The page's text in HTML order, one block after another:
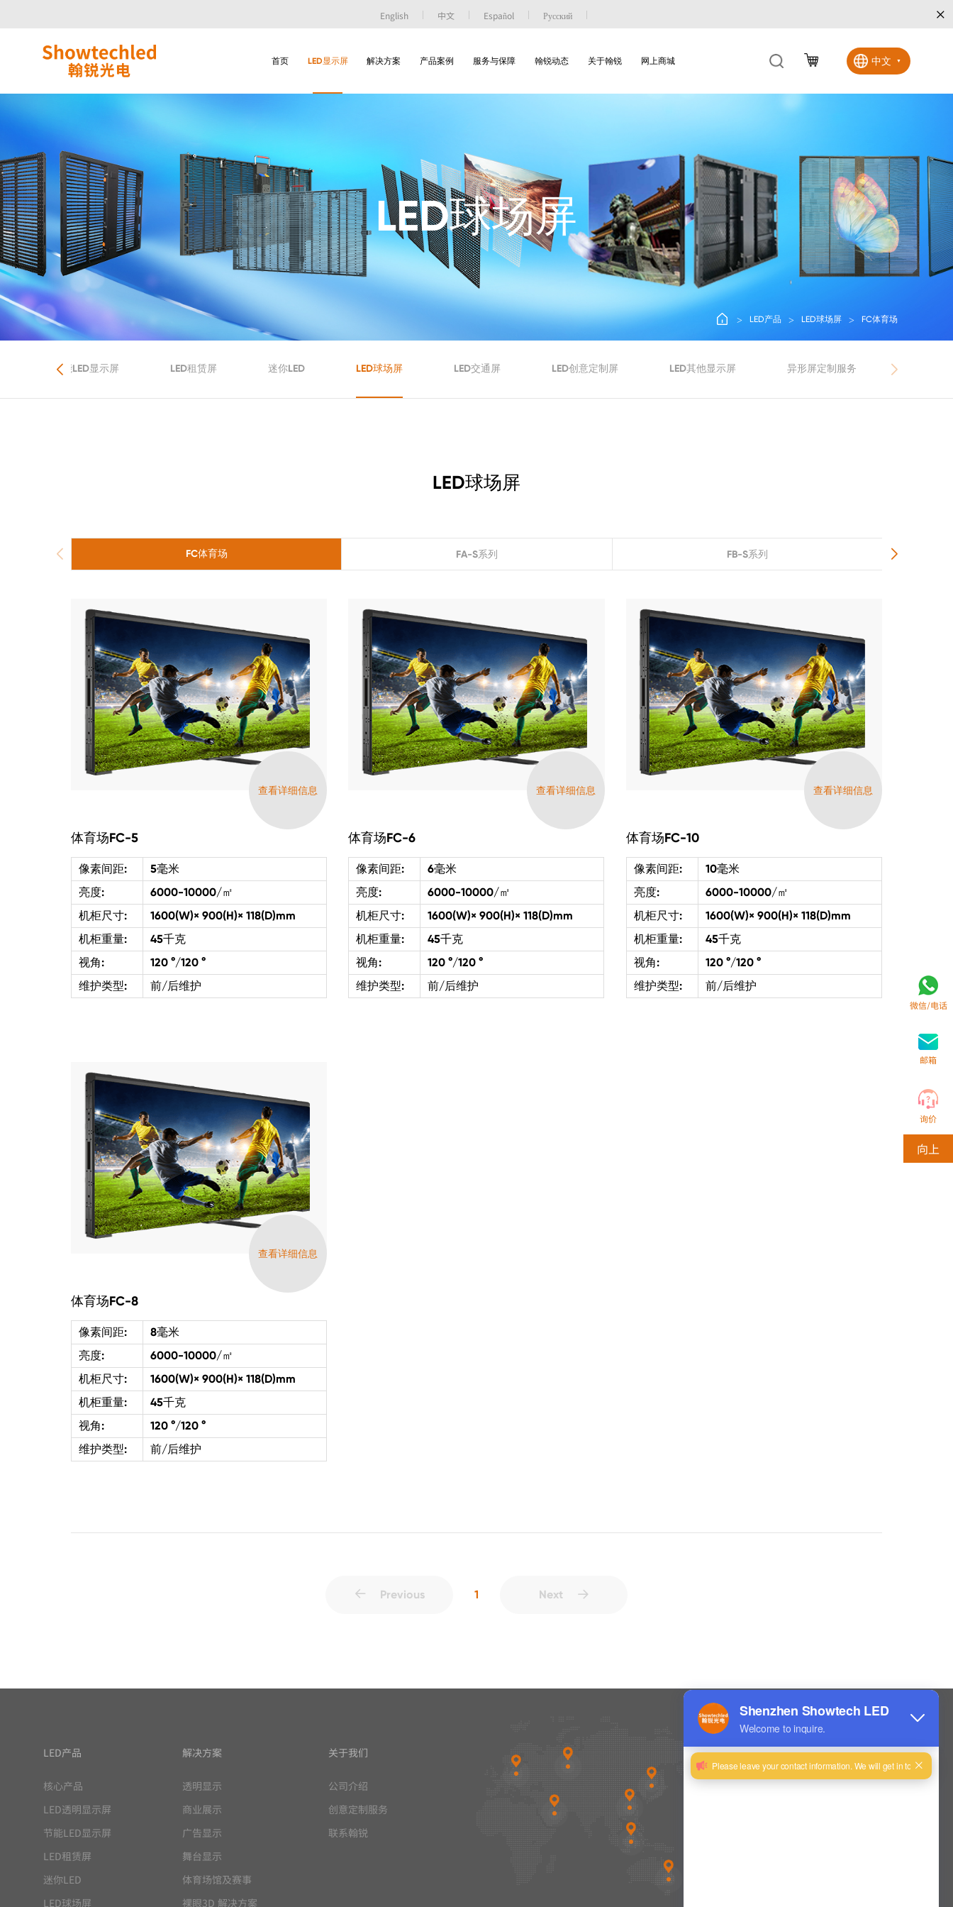
English 中文 Español Русский ×
首页 LED显示屏 解决方案 产品案例 服务与保障 翰锐动态 关于翰锐 网上商城 中文 ▼
LED球场屏
LED产品 LED球场屏 FC体育场
节能LED显示屏 LED租赁屏 迷你LED LED球场屏 LED交通屏 LED创意定制屏 LED其他显示屏 异形屏定制服务
LED球场屏
FC体育场 FA-S系列 FB-S系列
查看详细信息
体育场FC-5
像素间距:
5毫米
亮度:
6000-10000/㎡
机柜尺寸:
1600(W)× 900(H)× 118(D)mm
机柜重量:
45千克
视角:
120 °/120 °
维护类型:
前/后维护
查看详细信息
体育场FC-6
像素间距:
6毫米
亮度:
6000-10000/㎡
机柜尺寸:
1600(W)× 900(H)× 118(D)mm
机柜重量:
45千克
视角:
120 °/120 °
维护类型:
前/后维护
查看详细信息
体育场FC-10
像素间距:
10毫米
亮度:
6000-10000/㎡
机柜尺寸:
1600(W)× 900(H)× 118(D)mm
机柜重量:
45千克
视角:
120 °/120 °
维护类型:
前/后维护
查看详细信息
体育场FC-8
像素间距:
8毫米
亮度:
6000-10000/㎡
机柜尺寸:
1600(W)× 900(H)× 118(D)mm
机柜重量:
45千克
视角:
120 °/120 °
维护类型:
前/后维护
Previous 1 Next
LED产品
核心产品
LED透明显示屏
节能LED显示屏
LED租赁屏
迷你LED
LED球场屏
解决方案
透明显示
商业展示
广告显示
舞台显示
体育场馆及赛事
裸眼3D 解决方案
关于我们
公司介绍
创意定制服务
联系翰锐
微信/电话
邮箱
询价
向上